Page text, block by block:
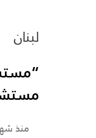
لبنان
منذ